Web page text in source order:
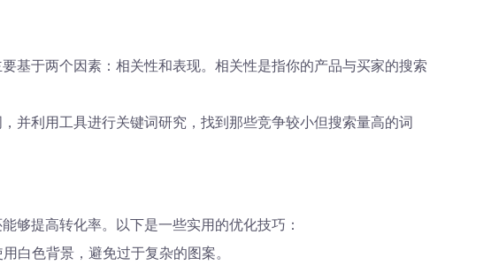
基于两个因素：相关性和表现。相关性是指你的产品与买家的搜索
并利用工具进行关键词研究，找到那些竞争较小但搜索量高的词
够提高转化率。以下是一些实用的优化技巧：
白色背景，避免过于复杂的图案。